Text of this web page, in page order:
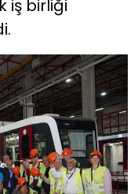
iş birliği